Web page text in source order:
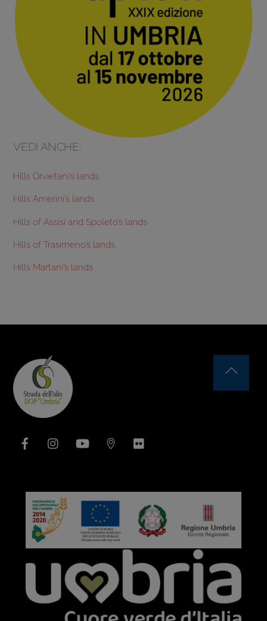
VEDI ANCHE:
Hills Orvietani’s lands
Hills Amerini’s lands
Hills of Assisi and Spoleto’s lands
Hills of Trasimeno’s lands
Hills Martani’s lands
YouTube